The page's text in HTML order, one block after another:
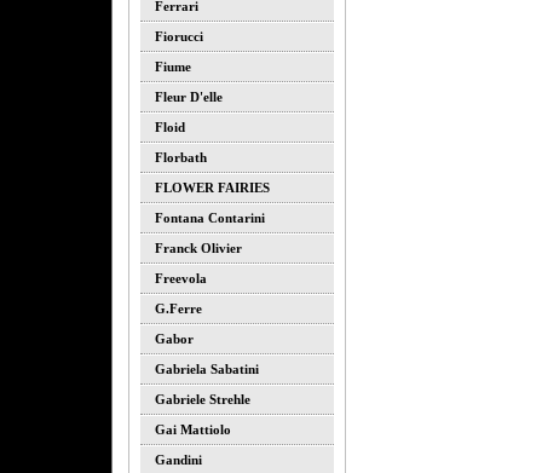
Ferrari
Fiorucci
Fiume
Fleur D'elle
Floid
Florbath
FLOWER FAIRIES
Fontana Contarini
Franck Olivier
Freevola
G.ferre
Gabor
Gabriela Sabatini
Gabriele Strehle
Gai Mattiolo
Gandini